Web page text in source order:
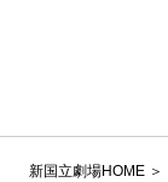
新国立劇場HOME